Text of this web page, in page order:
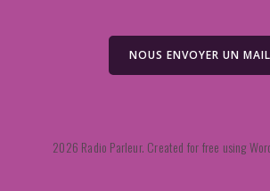
NOUS ENVOYER UN MAIL
2026 Radio Parleur. Created for free using